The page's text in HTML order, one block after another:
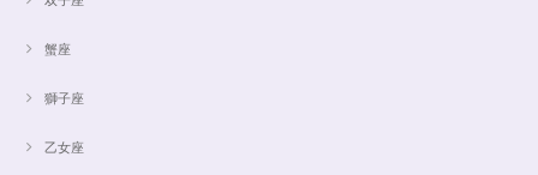
蟹座
獅子座
乙女座